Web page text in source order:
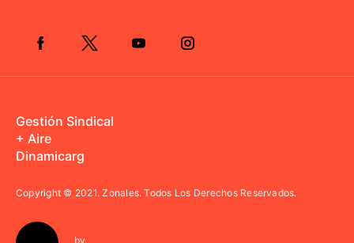
Gestión Sindical
+ Aire
Dinamicarg
Copyright © 2021.Zonales. Todos Los Derechos Reservados.
by